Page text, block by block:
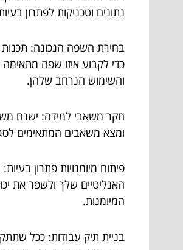
נתונים וטכניקות לפתרון
בחירת השפה הנכונה: תכנות
והשימוש הנרחב שלהן.
חקר משאבי למידה: ישנם
ומצא משאבים המתאימים
פיתוח מיומנויות פתרון
המיומנות.
בניית תיק עבודות: ככל